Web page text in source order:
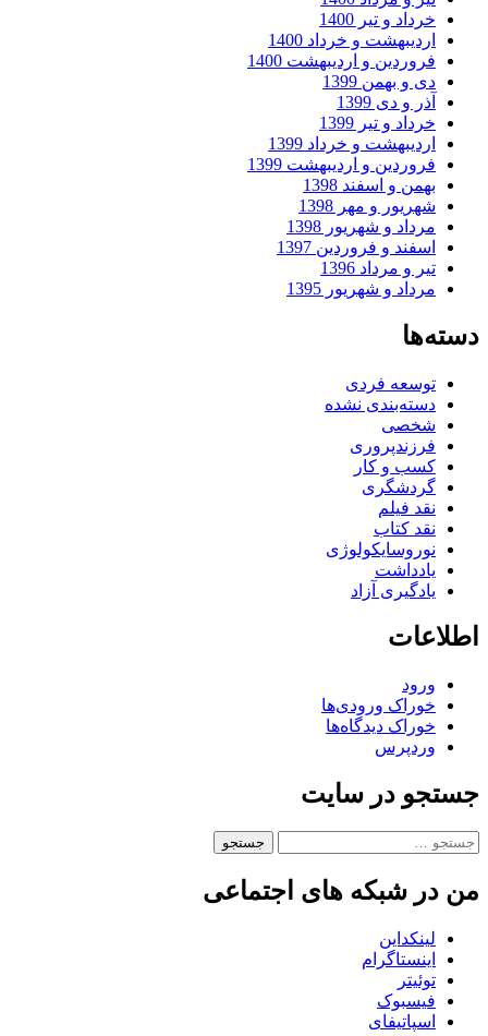
خرداد و تیر 1400
اردیبهشت و خرداد 1400
فروردین و اردیبهشت 1400
دی و بهمن 1399
آذر و دی 1399
خرداد و تیر 1399
اردیبهشت و خرداد 1399
فروردین و اردیبهشت 1399
بهمن و اسفند 1398
شهریور و مهر 1398
مرداد و شهریور 1398
اسفند و فروردین 1397
تیر و مرداد 1396
مرداد و شهریور 1395
دسته‌ها
توسعه فردی
دسته‌بندی نشده
شخصی
فرزندپروری
کسب و کار
گردشگری
نقد فیلم
نقد کتاب
نوروسایکولوژی
یادداشت
یادگیری آزاد
اطلاعات
ورود
خوراک ورودی‌ها
خوراک دیدگاه‌ها
وردپرس
جستجو در سایت
من در شبکه های اجتماعی
لینکداین
اینستاگرام
توئیتر
فیسبوک
اسپاتیفای